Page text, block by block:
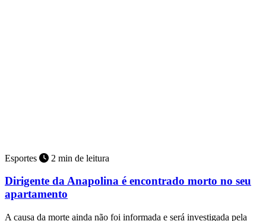
Esportes 2 min de leitura
Dirigente da Anapolina é encontrado morto no seu
apartamento
A causa da morte ainda não foi informada e será investigada pela